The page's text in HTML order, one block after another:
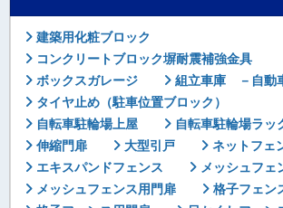
建築用化粧ブロック
コンクリートブロック塀耐震補強金具
ボックスガレージ
組立車庫 －自動
タイヤ止め（駐車位置ブロック）
自転車駐輪場上屋
自転車駐輪場ラッ
伸縮門扉
大型引戸
ネットフェ
エキスパンドフェンス
メッシュフェ
メッシュフェンス用門扉
格子フェン